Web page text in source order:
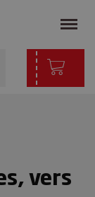
vers